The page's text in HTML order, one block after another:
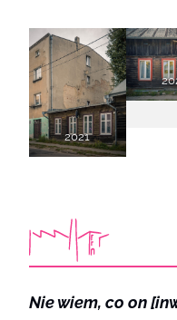
2021
Nie wiem, co on